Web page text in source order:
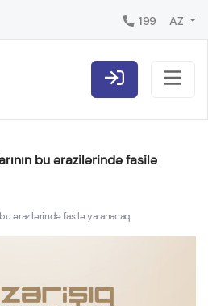
199 AZ
bu ərazilərində fasilə
ərazilərində fasilə yaranacaq